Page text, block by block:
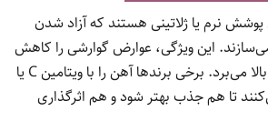
معمولاً حاوی فروس سولفات، فروس
هستند، از رایج‌ترین اشکال مکمل آهن در
فرم به دلیل قیمت مناسب و ماندگاری
را دارد.
تا خوب، ولی ممکن است با مصرف